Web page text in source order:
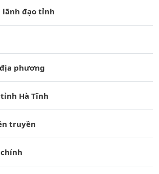
lãnh đạo tỉnh
phương
Hà Tĩnh
truyền